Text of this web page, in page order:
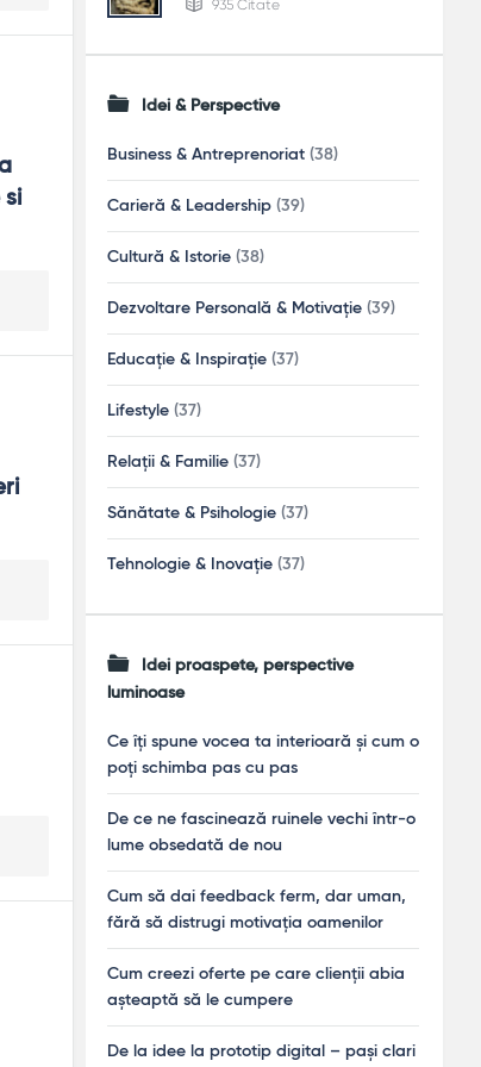
si
935 Citate
Idei & Perspective
Business & Antreprenoriat (38)
Carieră & Leadership (39)
Cultură & Istorie (38)
Dezvoltare Personală & Motivație (39)
Educație & Inspirație (37)
Lifestyle (37)
Relații & Familie (37)
Sănătate & Psihologie (37)
Tehnologie & Inovație (37)
Idei proaspete, perspective
luminoase
Ce îți spune vocea ta interioară și cum o
poți schimba pas cu pas
De ce ne fascinează ruinele vechi într-o
lume obsedată de nou
Cum să dai feedback ferm, dar uman,
fără să distrugi motivația oamenilor
Cum creezi oferte pe care clienții abia
așteaptă să le cumpere
De la idee la prototip digital – pași clari